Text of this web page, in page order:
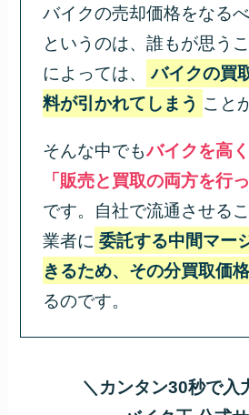
バイクの売却価格をなる
というのは、誰もが思う
によっては、
バイクの買
料が引かれてしまう こと
そんな中でもバイクを高
「販売と買取の両方を行
です。自社で流通させる
業者に 委託する中間マー
きるため、その分買取価
るのです。
＼カンタン30秒で入